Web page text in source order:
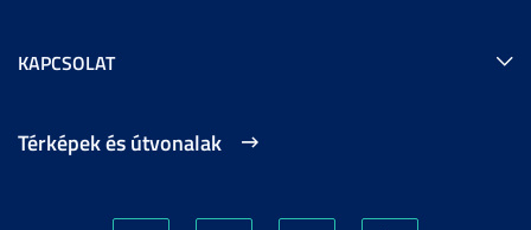
KAPCSOLAT
Térképek és útvonalak